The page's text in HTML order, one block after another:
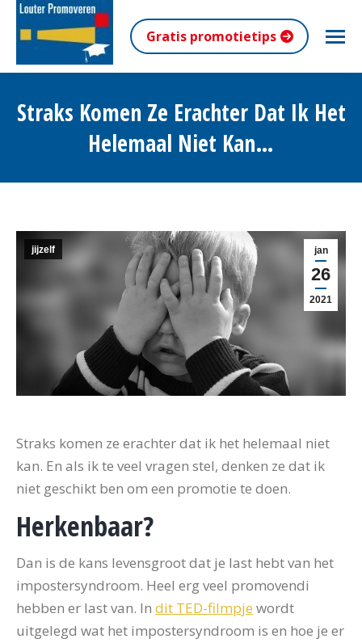
Gratis promotietips
Straks Komen Ze Erachter Dat Ik Het
Helemaal Niet Kan…
jan
26
2021
jijzelf
Straks komen ze erachter dat ik het helemaal niet
kan. En als ik te veel vragen stel, denken ze dat ik
niet geschikt ben om een promotie te doen.
Herkenbaar?
Dan is de kans levensgroot dat je last hebt van het
impostersyndroom. Heel erg veel promovendi
hebben er last van. In dit TED-filmpje wordt
uitgelegd wat het impostersyndroom is en hoe je er